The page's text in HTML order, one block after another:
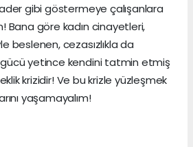
gibi göstermeye çalışanlara
göre kadın cinayetleri,
beslenen, cezasızlıkla da
gücü yetince kendini tatmin etmiş
krizidir! Ve bu krizle yüzleşmek
yaşamayalım!